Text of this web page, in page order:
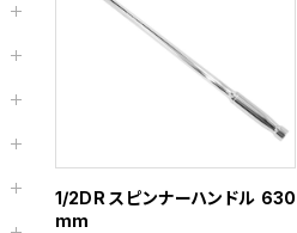
1/2DR スピンナーハンドル 630
mm